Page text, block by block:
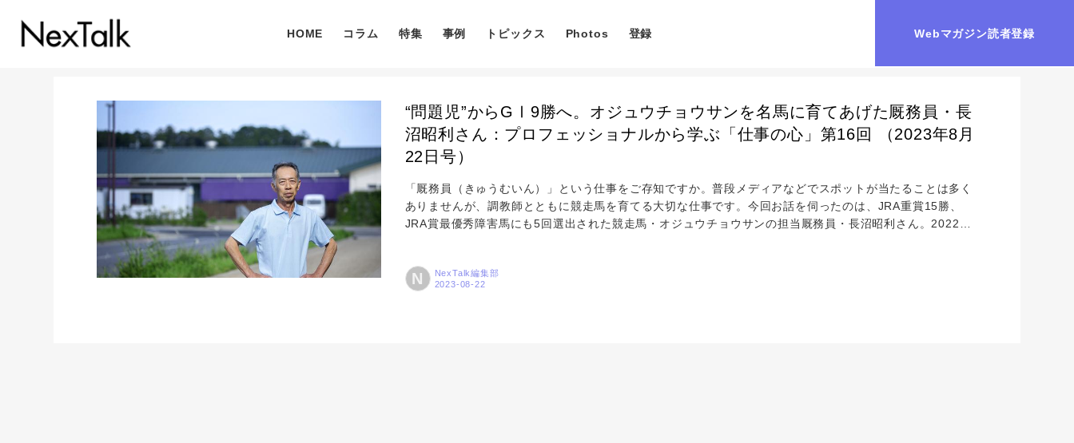
コラム
事例
HOME コラム 特集 事例 トピックス Photos 登録 Webマガジン読者登録
“問題児”からGⅠ9勝へ。オジュウチョウサンを名馬に育てあげた厩務員・長
沼昭利さん：プロフェッショナルから学ぶ「仕事の心」第16回 （2023年8月
22日号）
「厩務員（きゅうむいん）」という仕事をご存知ですか。普段メディアなどでスポットが当たることは多く
ありませんが、調教師とともに競走馬を育てる大切な仕事です。今回お話を伺ったのは、JRA重賞15勝、
JRA賞最優秀障害馬にも5回選出された競走馬・オジュウチョウサンの担当厩務員・長沼昭利さん。2022年
の引退式には、1万5000人の競馬ファンが駆け付け、長沼さんも登壇。壇上で長沼さんが涙ながらに語った
言葉に...
N NexTalk編集部